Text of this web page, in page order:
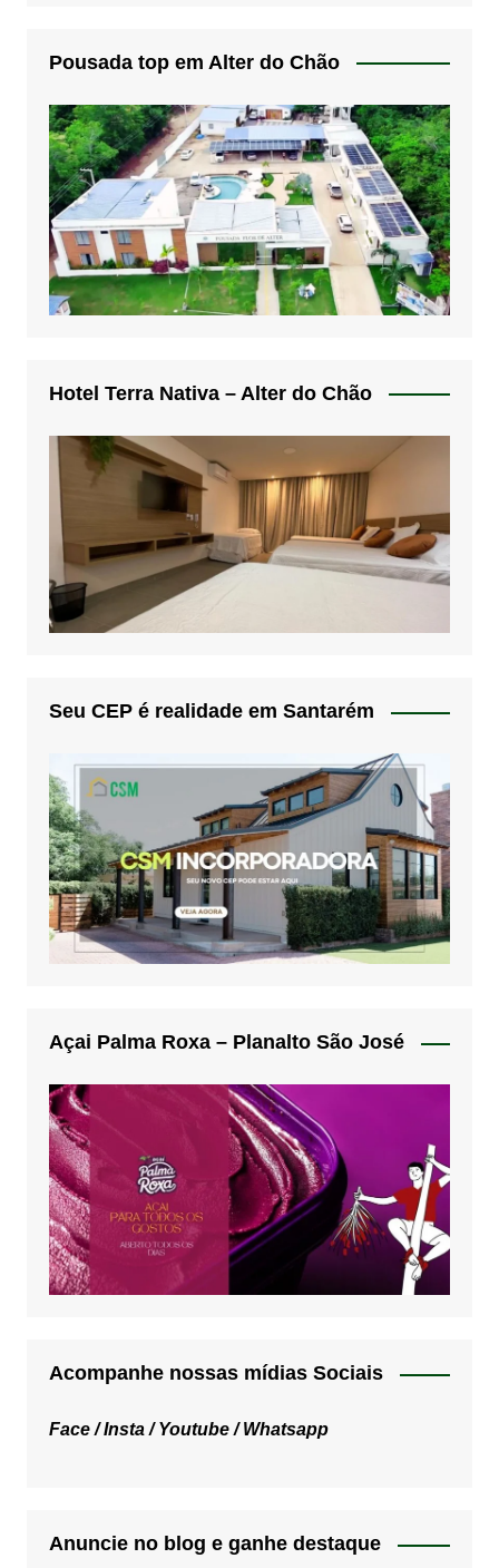
Pousada top em Alter do Chão
Hotel Terra Nativa – Alter do Chão
Seu CEP é realidade em Santarém
Açai Palma Roxa – Planalto São José
Acompanhe nossas mídias Sociais
Face /Insta /Youtube /Whatsapp
Anuncie no blog e ganhe destaque